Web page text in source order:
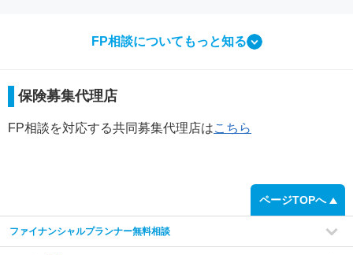
FP相談についてもっと知る
相談ってなにをするの？
FP相談で行う3つのこと
保険募集代理店
FP相談を対応する共同募集代理店はこちら
ページTOPへ
ファイナンシャルプランナー無料相談